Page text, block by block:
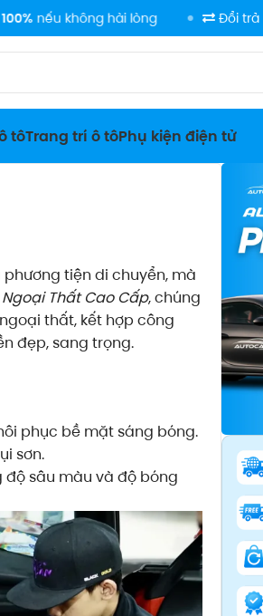
không hài lòng Đổi trảlinh hoạt
tôTrang trí ô tôPhụ kiện điện tử
tiện di chuyển, mà
Thất Cao Cấp, chúng
thất, kết hợp công
đẹp, sang trọng.
phục bề mặt sáng bóng.
sơn.
sâu màu và độ bóng